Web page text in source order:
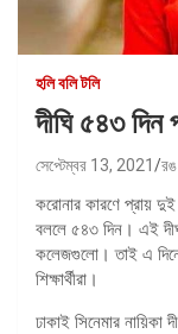
হলি বলি টলি
দীঘি ৫৪৩
সেপ্টেম্বর 13, 2021
করোনার কারণে প্রায় দুই
বললে ৫৪৩ দিন। এই
কলেজগুলো। তাই এ দিনে
শিক্ষার্থীরা।
ঢাকাই সিনেমার